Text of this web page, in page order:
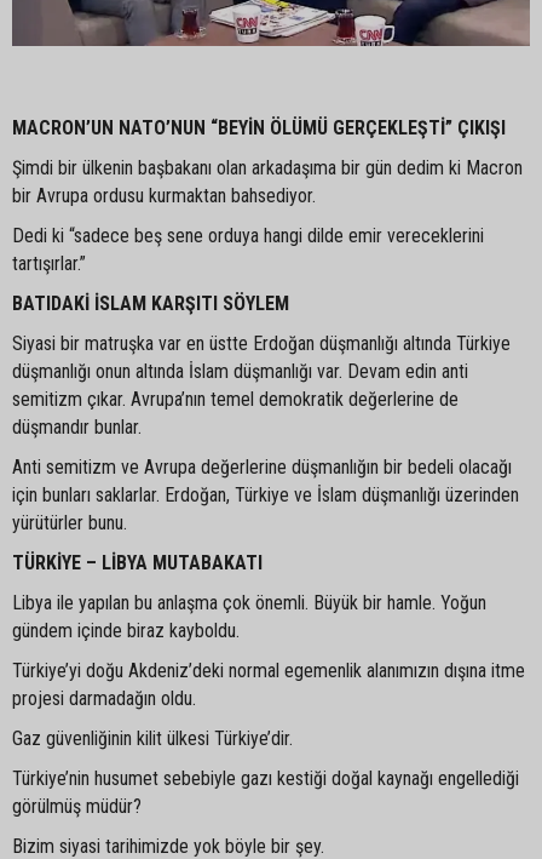
MACRON’UN NATO’NUN “BEYİN ÖLÜMÜ GERÇEKLEŞTİ” ÇIKIŞI
Şimdi bir ülkenin başbakanı olan arkadaşıma bir gün dedim ki Macron
bir Avrupa ordusu kurmaktan bahsediyor.
Dedi ki “sadece beş sene orduya hangi dilde emir vereceklerini
tartışırlar.”
BATIDAKİ İSLAM KARŞITI SÖYLEM
Siyasi bir matruşka var en üstte Erdoğan düşmanlığı altında Türkiye
düşmanlığı onun altında İslam düşmanlığı var. Devam edin anti
semitizm çıkar. Avrupa’nın temel demokratik değerlerine de
düşmandır bunlar.
Anti semitizm ve Avrupa değerlerine düşmanlığın bir bedeli olacağı
için bunları saklarlar. Erdoğan, Türkiye ve İslam düşmanlığı üzerinden
yürütürler bunu.
TÜRKİYE – LİBYA MUTABAKATI
Libya ile yapılan bu anlaşma çok önemli. Büyük bir hamle. Yoğun
gündem içinde biraz kayboldu.
Türkiye’yi doğu Akdeniz’deki normal egemenlik alanımızın dışına itme
projesi darmadağın oldu.
Gaz güvenliğinin kilit ülkesi Türkiye’dir.
Türkiye’nin husumet sebebiyle gazı kestiği doğal kaynağı engellediği
görülmüş müdür?
Bizim siyasi tarihimizde yok böyle bir şey.